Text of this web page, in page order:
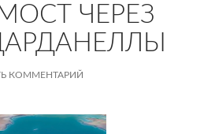
ЧЕРЕЗ
КОММЕНТАРИЙ